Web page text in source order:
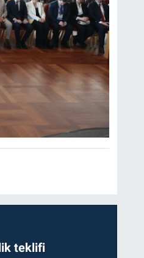
teklifi